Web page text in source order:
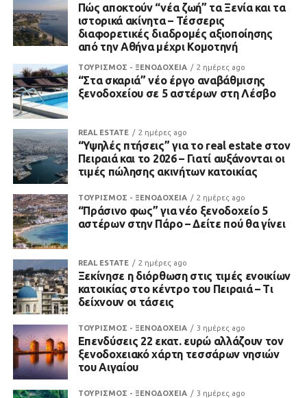
Πώς αποκτούν “νέα ζωή” τα Ξενία και τα
ιστορικά ακίνητα – Τέσσερις
διαφορετικές διαδρομές αξιοποίησης
από την Αθήνα μέχρι Κομοτηνή
ΤΟΥΡΙΣΜΟΣ - ΞΕΝΟΔΟΧΕΙΑ 2 ημέρες ago
“Στα σκαριά” νέο έργο αναβάθμισης
ξενοδοχείου σε 5 αστέρων στη Λέσβο
REAL ESTATE 2 ημέρες ago
“Υψηλές πτήσεις” για το real estate στον
Πειραιά και το 2026 – Γιατί αυξάνονται οι
τιμές πώλησης ακινήτων κατοικίας
ΤΟΥΡΙΣΜΟΣ - ΞΕΝΟΔΟΧΕΙΑ 2 ημέρες ago
“Πράσινο φως” για νέο ξενοδοχείο 5
αστέρων στην Πάρο – Δείτε πού θα γίνει
REAL ESTATE 2 ημέρες ago
Ξεκίνησε η διόρθωση στις τιμές ενοικίων
κατοικίας στο κέντρο του Πειραιά – Τι
δείχνουν οι τάσεις
ΤΟΥΡΙΣΜΟΣ - ΞΕΝΟΔΟΧΕΙΑ 3 ημέρες ago
Επενδύσεις 22 εκατ. ευρώ αλλάζουν τον
ξενοδοχειακό χάρτη τεσσάρων νησιών
του Αιγαίου
ΤΟΥΡΙΣΜΟΣ - ΞΕΝΟΔΟΧΕΙΑ 3 ημέρες ago